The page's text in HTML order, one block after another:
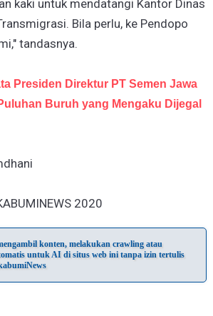
kaki untuk mendatangi Kantor Dinas
Bila perlu, ke Pendopo
tandasnya.
Presiden Direktur PT Semen Jawa
Buruh yang Mengaku Dijegal
2020
konten, melakukan crawling atau
untuk AI di situs web ini tanpa izin tertulis